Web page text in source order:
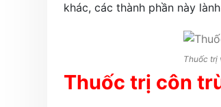
khác, các thành phần này
Thuốc trị
Thuốc trị côn